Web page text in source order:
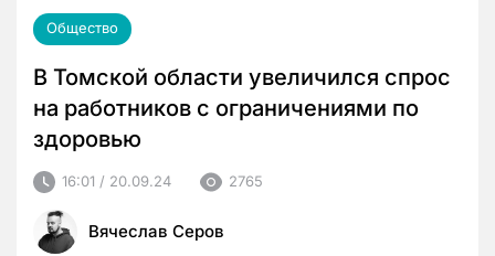
Общество
В Томской области увеличился спрос
на работников с ограничениями по
здоровью
16:01 / 20.09.24 2765
Вячеслав Серов